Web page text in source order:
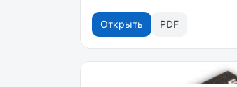
Открыть PDF